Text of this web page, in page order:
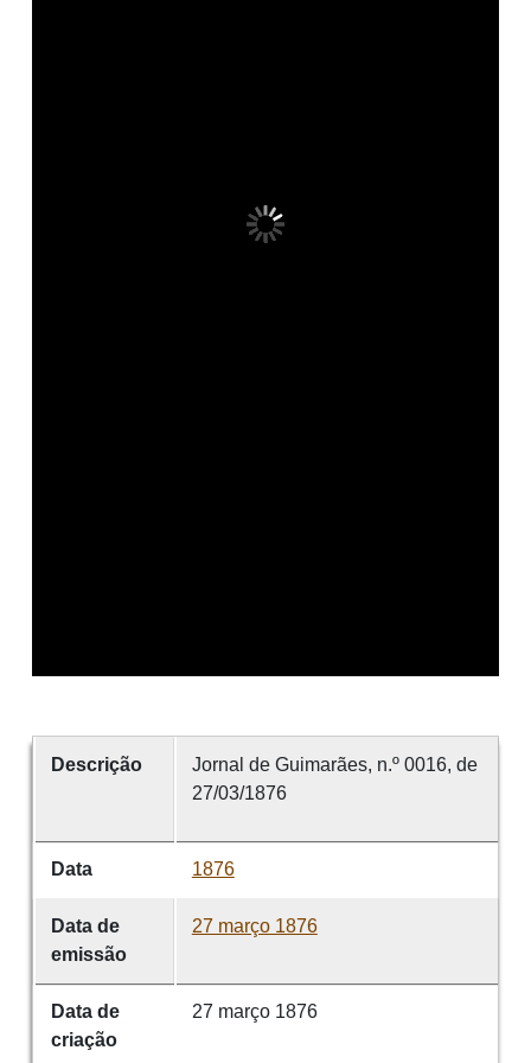
Descrição
Jornal de Guimarães, n.º 0016, de
27/03/1876
Data 1876
Data de
emissão
27 março 1876
Data de
criação
27 março 1876